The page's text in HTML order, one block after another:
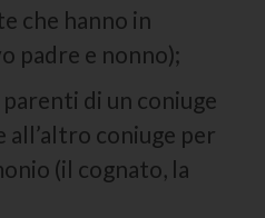
che hanno in
padre e nonno);
di un coniuge
all’altro coniuge per
(il cognato, la